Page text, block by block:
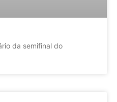
da semifinal do